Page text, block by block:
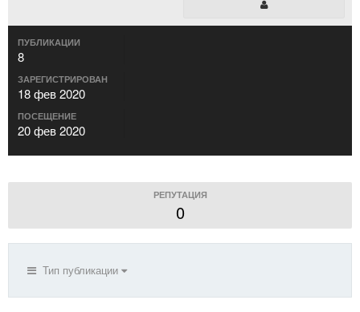
ПУБЛИКАЦИИ
8
ЗАРЕГИСТРИРОВАН
18 фев 2020
ПОСЕЩЕНИЕ
20 фев 2020
РЕПУТАЦИЯ
0
Тип публикации